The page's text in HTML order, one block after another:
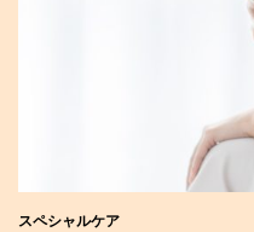
スペシャルケア